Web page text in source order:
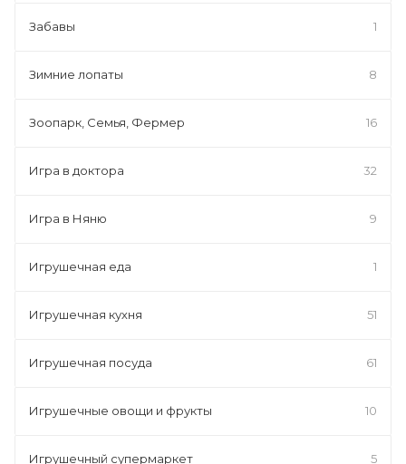
Забавы 1
Зимние лопаты 8
Зоопарк, Семья, Фермер 16
Игра в доктора 32
Игра в Няню 9
Игрушечная еда 1
Игрушечная кухня 51
Игрушечная посуда 61
Игрушечные овощи и фрукты 10
Игрушечный супермаркет 5